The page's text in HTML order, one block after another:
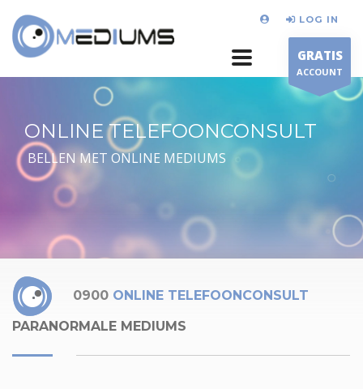
LOG IN
GRATIS
ACCOUNT
ONLINE TELEFOONCONSULT
BELLEN MET ONLINE MEDIUMS
0900 ONLINE TELEFOONCONSULT
PARANORMALE MEDIUMS